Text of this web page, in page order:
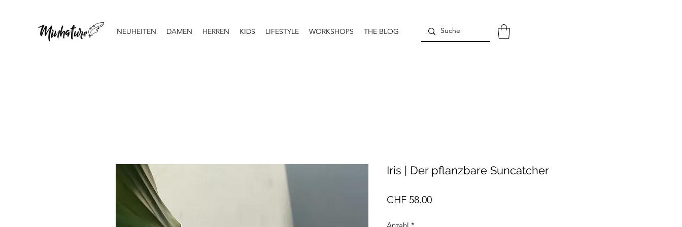
NEUHEITEN DAMEN HERREN KIDS LIFESTYLE WORKSHOPS THE BLOG
Iris | Der pflanzbare Suncatcher
CHF 58.00Preis
Anzahl *